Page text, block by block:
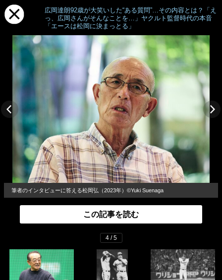
広岡達朗92歳が大笑いした“ある質問”…その内容とは？「え
っ、広岡さんがそんなことを…」ヤクルト監督時代の本音
「エースは松岡に決まっとる」
筆者のインタビューに答える松岡弘（2023年）©Yuki Suenaga
この記事を読む
4 / 5